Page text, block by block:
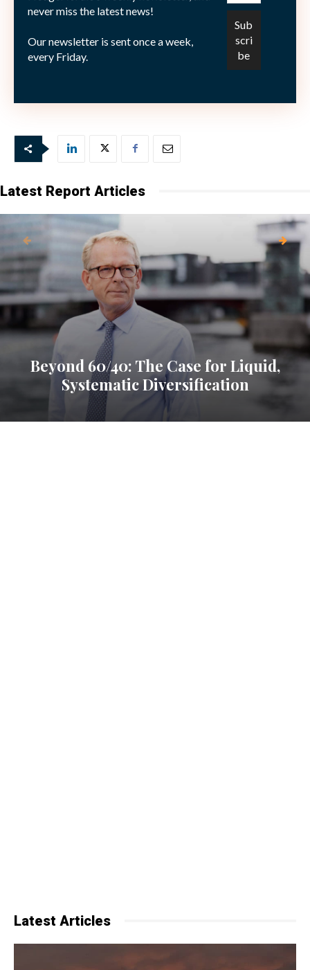
fokus på kreditmarknaden, hade en svag månad och
var ned 1,2 procent, därmed är årsavkastningen
blygsamma 1,4 procent.
never miss the latest news!
Our newsletter is sent once a week,
every Friday.
Latest Report Articles
Beyond 60/40: The Case for Liquid,
Systematic Diversification
Latest Articles